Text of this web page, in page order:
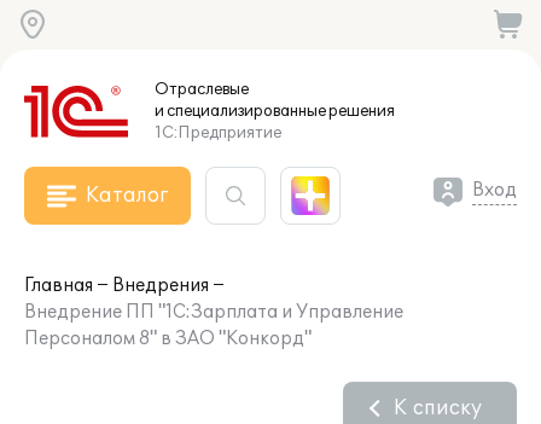
Отраслевые
и специализированныерешения
1С:Предприятие
Каталог Вход
Главная
Внедрения
Внедрение ПП "1С:Зарплата и Управление
Персоналом 8" в ЗАО "Конкорд"
К списку